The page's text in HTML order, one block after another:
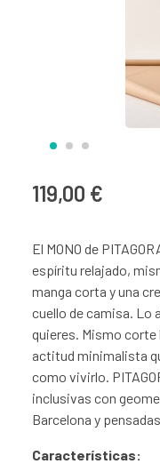
119,00 €
El MONO de
espíritu relajado,
manga corta y una
cuello de camisa. Lo
quieres. Mismo
actitud minimalista
como vivirlo.
inclusivas con
Barcelona y
Características: